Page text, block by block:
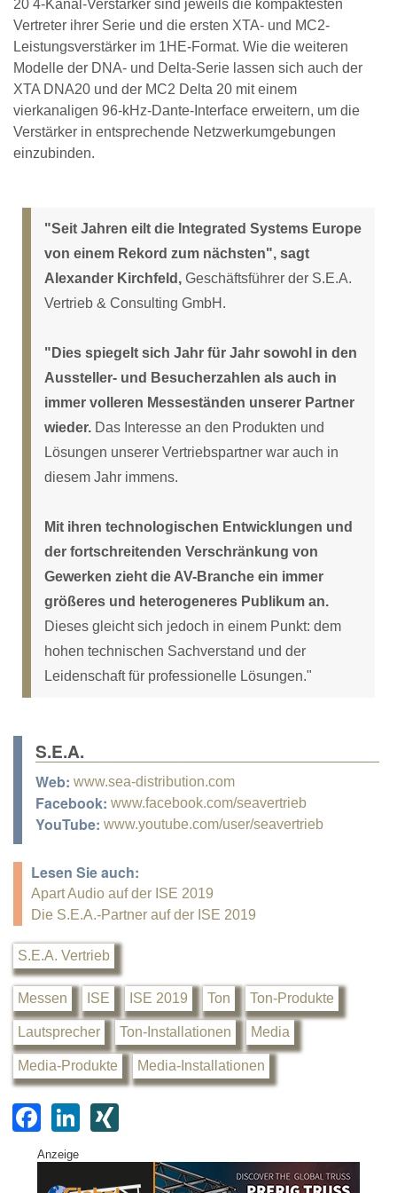
20 4-Kanal-Verstärker sind jeweils die kompaktesten
Vertreter ihrer Serie und die ersten XTA- und MC2-
Leistungsverstärker im 1HE-Format. Wie die weiteren
Modelle der DNA- und Delta-Serie lassen sich auch der
XTA DNA20 und der MC2 Delta 20 mit einem
vierkanaligen 96-kHz-Dante-Interface erweitern, um die
Verstärker in entsprechende Netzwerkumgebungen
einzubinden.
"Seit Jahren eilt die Integrated Systems Europe
von einem Rekord zum nächsten", sagt
Alexander Kirchfeld, Geschäftsführer der S.E.A.
Vertrieb & Consulting GmbH.
"Dies spiegelt sich Jahr für Jahr sowohl in den
Aussteller- und Besucherzahlen als auch in
immer volleren Messeständen unserer Partner
wieder. Das Interesse an den Produkten und
Lösungen unserer Vertriebspartner war auch in
diesem Jahr immens.
Mit ihren technologischen Entwicklungen und
der fortschreitenden Verschränkung von
Gewerken zieht die AV-Branche ein immer
größeres und heterogeneres Publikum an.
Dieses gleicht sich jedoch in einem Punkt: dem
hohen technischen Sachverstand und der
Leidenschaft für professionelle Lösungen."
S.E.A.
Web: www.sea-distribution.com
Facebook: www.facebook.com/seavertrieb
YouTube: www.youtube.com/user/seavertrieb
Lesen Sie auch:
Apart Audio auf der ISE 2019
Die S.E.A.-Partner auf der ISE 2019
S.E.A. Vertrieb
Messen ISE ISE 2019 Ton Ton-Produkte
Lautsprecher Ton-Installationen Media
Media-Produkte Media-Installationen
F
a
c
Li
k
G
Anzeige